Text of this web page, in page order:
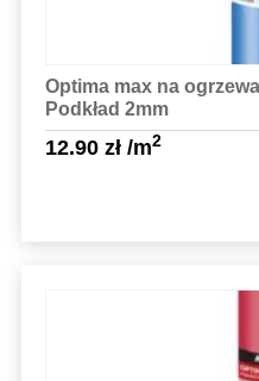
Optima max na
Podkład 2mm
12.90 zł/m2